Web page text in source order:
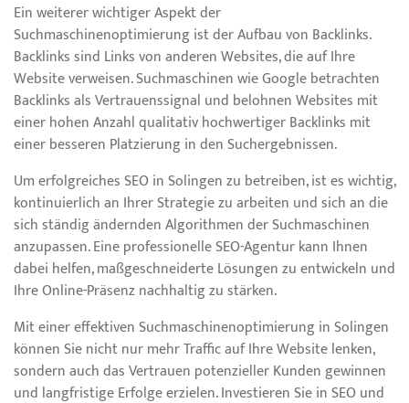
Ein weiterer wichtiger Aspekt der
Suchmaschinenoptimierung ist der Aufbau von Backlinks.
Backlinks sind Links von anderen Websites, die auf Ihre
Website verweisen. Suchmaschinen wie Google betrachten
Backlinks als Vertrauenssignal und belohnen Websites mit
einer hohen Anzahl qualitativ hochwertiger Backlinks mit
einer besseren Platzierung in den Suchergebnissen.
Um erfolgreiches SEO in Solingen zu betreiben, ist es wichtig,
kontinuierlich an Ihrer Strategie zu arbeiten und sich an die
sich ständig ändernden Algorithmen der Suchmaschinen
anzupassen. Eine professionelle SEO-Agentur kann Ihnen
dabei helfen, maßgeschneiderte Lösungen zu entwickeln und
Ihre Online-Präsenz nachhaltig zu stärken.
Mit einer effektiven Suchmaschinenoptimierung in Solingen
können Sie nicht nur mehr Traffic auf Ihre Website lenken,
sondern auch das Vertrauen potenzieller Kunden gewinnen
und langfristige Erfolge erzielen. Investieren Sie in SEO und